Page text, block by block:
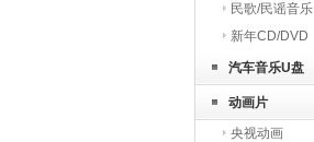
民歌/民谣音乐
新年CD/DVD
汽车音乐U盘
动画片
央视动画